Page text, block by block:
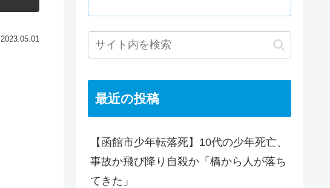
2023.05.01
最近の投稿
【函館市少年転落死】10代の少年死亡、
事故か飛び降り自殺か「橋から人が落ち
てきた」